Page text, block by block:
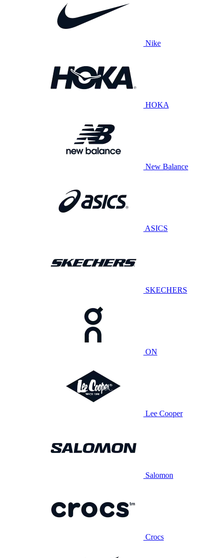
Nike
HOKA
New Balance
ASICS
SKECHERS
ON
Lee Cooper
Salomon
Crocs